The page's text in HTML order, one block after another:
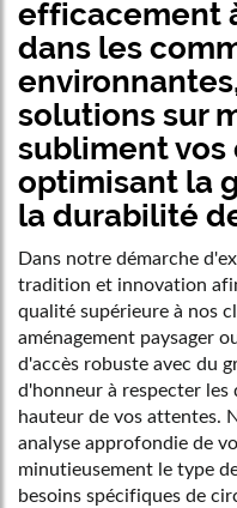
efficacement
dans les
solutions sur
subliment vos
optimisant la
la durabilité
Dans notre démarche
tradition et innovation
qualité supérieure à nos
aménagement paysager
d'accès robuste avec du
d'honneur à respecter
hauteur de vos attentes.
analyse approfondie de
minutieusement le type
besoins spécifiques de